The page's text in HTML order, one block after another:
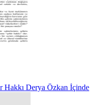
Hakkı Derya Özkan İçinde